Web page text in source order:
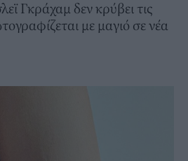
Γκράχαμ δεν κρύβει τις
με μαγιό σε νέα